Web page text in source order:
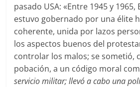
pasado USA: «Entre 1945 y
estuvo gobernado por una élite
coherente, unida por lazos
los aspectos buenos del
controlar los malos; se sometió,
pobación, a un código moral
servicio militar; llevó a cabo una